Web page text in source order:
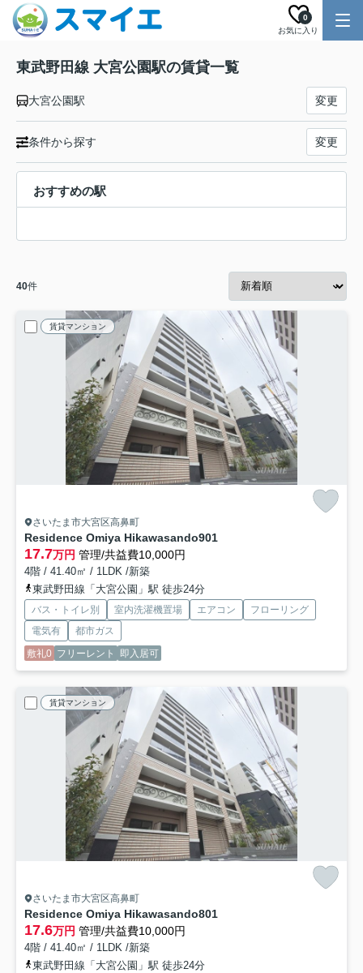
お気に入り
0
東武野田線 大宮公園駅の賃貸一覧
大宮公園駅 変更
条件から探す 変更
おすすめの駅
40件
賃貸マンション
さいたま市大宮区高鼻町
Residence Omiya Hikawasando901
17.7万円 管理/共益費10,000円
4階 / 41.40㎡ / 1LDK /新築
東武野田線「大宮公園」駅 徒歩24分
バス・トイレ別 室内洗濯機置場 エアコン
フローリング
電気有
都市ガス
敷礼0 フリーレント 即入居可
賃貸マンション
さいたま市大宮区高鼻町
Residence Omiya Hikawasando801
17.6万円 管理/共益費10,000円
4階 / 41.40㎡ / 1LDK /新築
東武野田線「大宮公園」駅 徒歩24分